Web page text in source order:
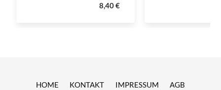
8,40 €
HOME KONTAKT IMPRESSUM AGB